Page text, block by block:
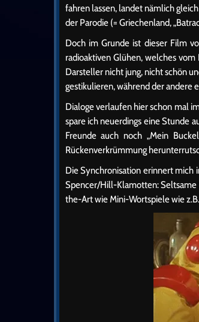
fahren lassen, landet nämlich
der Parodie (= Griechenland,
Doch im Grunde ist dieser Film
radioaktiven Glühen, welches
Darsteller nicht jung, nicht schön
gestikulieren, während der andere
Dialoge verlaufen hier schon mal
spare ich neuerdings eine Stunde
Freunde auch noch „Mein
Rückenverkrümmung
Die Synchronisation erinnert mich
Spencer/Hill-Klamotten: Seltsame
the-Art wie Mini-Wortspiele wie